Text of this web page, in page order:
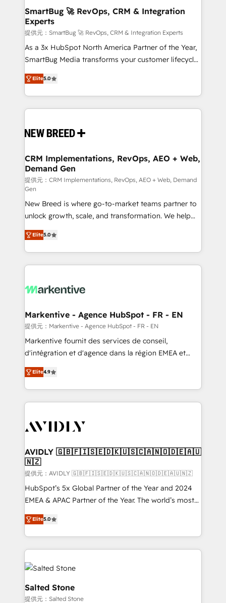
We are built for the work.
を、CRMを軸とした全社共通基盤に再構築します。意
思決定者・PMO・現場担当者に並走します。 1️⃣
HubSpot導入・活用支援 顧客データの一元化から、
GTMの見える化・自動化まで。全Hub統合運用、デー
タ品質設計、グループ横断のCRM統合に対応します。
の一部をAIが自律実行する組織への移行を設計・実装。
Breeze・Claude等をHubSpotと連携させ、役割定義・
革を、構想から実装・定着までPMOとして主導。「設
の統合・浸透・変革管理を実行します。 ▸ CMS戦略設
計・構築：リード獲得・CVR・SEOを前提にした情報設
計・導線設計・テンプレート設計をContent Hubで一体
提供。 ▸ 既存CRM・MAからの移行支援：Salesforce・
Marketo・Pardot等からの移行、カスタム設計、履歴
データ移行と活用設計まで。 ▸ AEO対応：ChatGPT・
ンツとサイト構造を最適化。 🏆 なぜ100incを選ぶの
か？ ✓ HubSpot Eliteパートナー認定 ✓ HubSpotアワ
ード受賞・HUGリーダー ✓ ISO27001:2022 /
HubSpot大百科 出版 CRM・AI活用に関するご相談、現
せください。
SmartBug 🚀 RevOps, CRM & Integration
Experts
提供元：SmartBug 🚀 RevOps, CRM & Integration Experts
As a 3x HubSpot North America Partner of the Year,
SmartBug Media transforms your customer lifecycle
into a revenue engine. Our unified ecosystem
includes specialized divisions Globalia (AI &
Software) and Point Success Media (Paid Media),
making this the official home for all three brands. 🔄
and system integrations powered by Globalia’s
trainers to drive platform adoption. 📈 Revenue
Generation - Full-funnel marketing and high-
performance advertising via Point Success Media. -
Expert deployment of Breeze AI and custom agents
to automate growth. 🏆 Elite Excellence - 8 platform
accreditations and deep HIPAA-compliance
expertise. - A team of 250+ experts dedicated to
your resilient growth.
Elite5.0
CRM Implementations, RevOps, AEO + Web,
Demand Gen
提供元：CRM Implementations, RevOps, AEO + Web, Demand
Gen
New Breed is where go-to-market teams partner to
unlock growth, scale, and transformation. We help
companies activate HubSpot’s AI-powered
customer platform and operationalize HubSpot’s
Loop Marketing framework through expert-led
services, smart agents, and purpose-built apps,
results, fast. ⚙️CRM & RevOps: Align all Hubs to your
🎯Demand Gen & ABM: Drive pipeline with inbound,
ABM, AEO, SEO, & paid media. 👩‍💻Web Design:
Build high-performing websites with UX, messaging,
& conversion strategy that drive results. 🤖AI
AI, & maximize AEO with tailored AI services. 🧩
Integrations: Extend HubSpot with custom
Elite5.0
Markentive - Agence HubSpot - FR - EN
提供元：Markentive - Agence HubSpot - FR - EN
Markentive fournit des services de conseil,
d'intégration et d'agence dans la région EMEA et
North America. Avec plus de 115 experts en
marketing automation, Growth, Revops, CRM et
webdesign. Markentive is both a consulting firm, a
digital agency and an integrator. With over 115
CRM and webdesign (We focus on EMEA - USA
Elite4.9
AVIDLY 🇬🇧🇫🇮🇸🇪🇩🇰🇺🇸🇨🇦🇳🇴🇩🇪🇦🇺
🇳🇿
提供元：AVIDLY 🇬🇧🇫🇮🇸🇪🇩🇰🇺🇸🇨🇦🇳🇴🇩🇪🇦🇺🇳🇿
HubSpot’s 5x Global Partner of the Year and 2024
EMEA & APAC Partner of the Year. The world’s most
experienced and fully accredited HubSpot Solutions
Partner. 🚀 With 2,750+ HubSpot projects delivered
and 370+ specialists across EMEA, APAC and NAM,
we de-risk complex CRM programmes and
accelerate ROI across every HubSpot Hub. 🧭 From
multi-region migrations to AI-powered automation,
we turn complexity into clarity, human at global
scale. 🏆 HubSpot’s CEO called us “the partner of the
Elite5.0
Salted Stone
提供元：Salted Stone